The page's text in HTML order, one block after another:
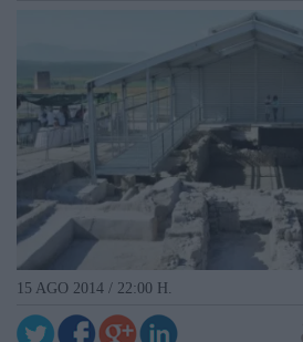
15 AGO 2014 / 22:00 H.